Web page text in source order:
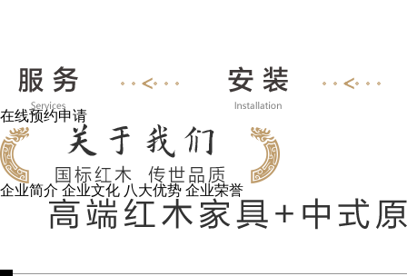
在线预约申请
企业简介 企业文化 八大优势 企业荣誉